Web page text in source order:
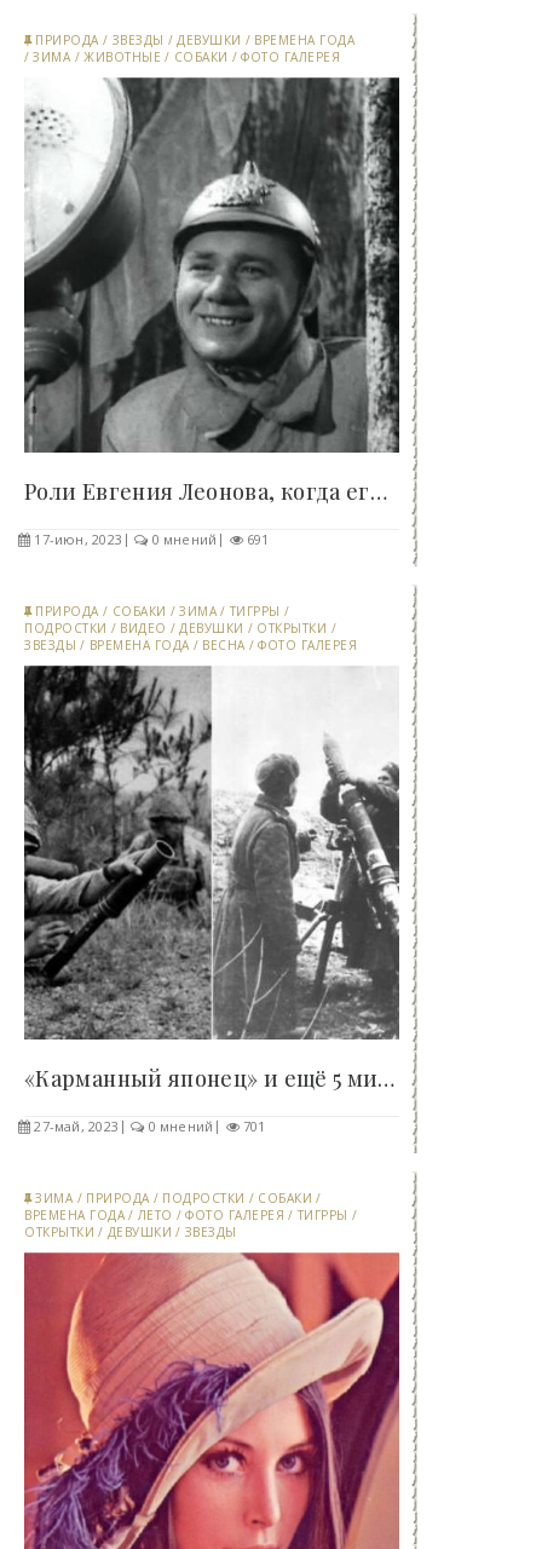
ПРИРОДА / ЗВЕЗДЫ /ДЕВУШКИ / ВРЕМЕНА ГОДА
/ЗИМА /ЖИВОТНЫЕ / СОБАКИ /ФОТО ГАЛЕРЕЯ
Роли Евгения Леонова, когда его не упомянули в..
17-июн, 2023 0 мнений 691
ПРИРОДА / СОБАКИ /ЗИМА / ТИГРРЫ /
ПОДРОСТКИ / ВИДЕО /ДЕВУШКИ / ОТКРЫТКИ /
ЗВЕЗДЫ / ВРЕМЕНА ГОДА / ВЕСНА /ФОТО ГАЛЕРЕЯ
«Карманный японец» и ещё 5 миномётов, которые..
27-май, 2023 0 мнений 701
ЗИМА / ПРИРОДА / ПОДРОСТКИ / СОБАКИ /
ВРЕМЕНА ГОДА / ЛЕТО /ФОТО ГАЛЕРЕЯ / ТИГРРЫ /
ОТКРЫТКИ / ДЕВУШКИ / ЗВЕЗДЫ